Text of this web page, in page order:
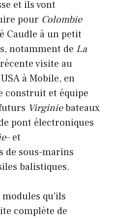
et ils vont
pour Colombie
Caudle à un petit
notamment de La
visite au
à Mobile, en
construit et équipe
Virginiebateaux
pont électroniques
– et
de sous-marins
balistiques.
qu'ils
complète de